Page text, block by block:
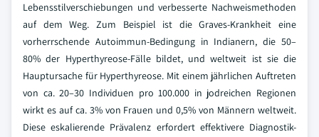
Lebensstilverschiebungen und verbesserte Nachweismethoden
auf dem Weg. Zum Beispiel ist die Graves-Krankheit eine
vorherrschende Autoimmun-Bedingung in Indianern, die 50–
80% der Hyperthyreose-Fälle bildet, und weltweit ist sie die
Hauptursache für Hyperthyreose. Mit einem jährlichen Auftreten
von ca. 20–30 Individuen pro 100.000 in jodreichen Regionen
wirkt es auf ca. 3% von Frauen und 0,5% von Männern weltweit.
Diese eskalierende Prävalenz erfordert effektivere Diagnostik-